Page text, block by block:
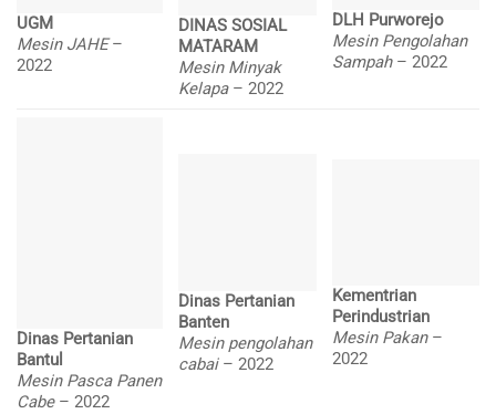
UGM
Mesin JAHE–
2022
DINAS SOSIAL
MATARAM
Mesin Minyak
Kelapa – 2022
DLH Purworejo
Mesin Pengolahan
Sampah – 2022
Dinas Pertanian
Bantul
Mesin Pasca Panen
Cabe – 2022
Dinas Pertanian
Banten
Mesin pengolahan
cabai – 2022
Kementrian
Perindustrian
Mesin Pakan –
2022